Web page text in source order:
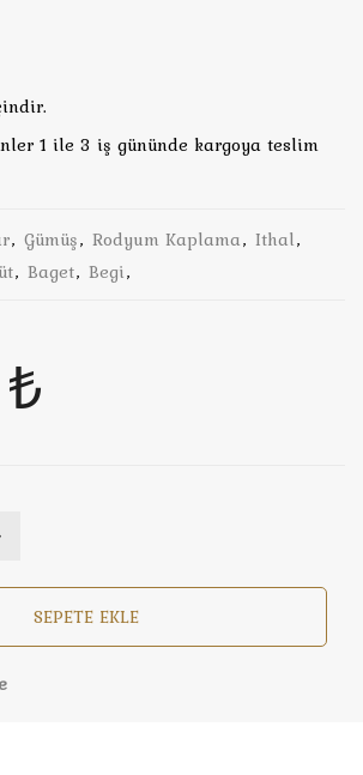
1 ile 3 iş gününde kargoya teslim
, Gümüş, Rodyum Kaplama, Ithal,
, Baget, Begi,
SEPETE EKLE